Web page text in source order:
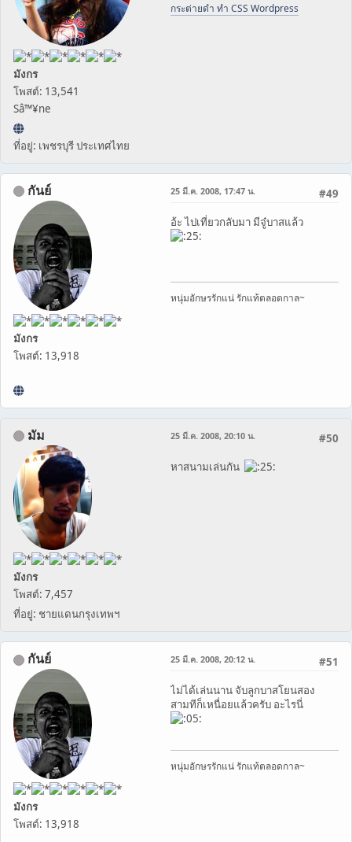
มังกร
โพสต์: 13,541
Sâ™¥ne
ที่อยู่: เพชรบุรี ประเทศไทย
กระต่ายดำ ทำ CSS Wordpress
กันย์
มังกร
โพสต์: 13,918
#49
25 มี.ค. 2008, 17:47 น.
อ้ะ ไปเที่ยวกลับมา มีจู๋บาสแล้ว
หนุ่มอักษรรักแน่ รักแท้ตลอดกาล~
มัม
มังกร
โพสต์: 7,457
ที่อยู่: ชายแดนกรุงเทพฯ
#50
25 มี.ค. 2008, 20:10 น.
หาสนามเล่นกัน
กันย์
มังกร
โพสต์: 13,918
#51
25 มี.ค. 2008, 20:12 น.
ไม่ได้เล่นนาน จับลูกบาสโยนสอง
สามทีก็เหนื่อยแล้วครับ อะไรนี่
หนุ่มอักษรรักแน่ รักแท้ตลอดกาล~